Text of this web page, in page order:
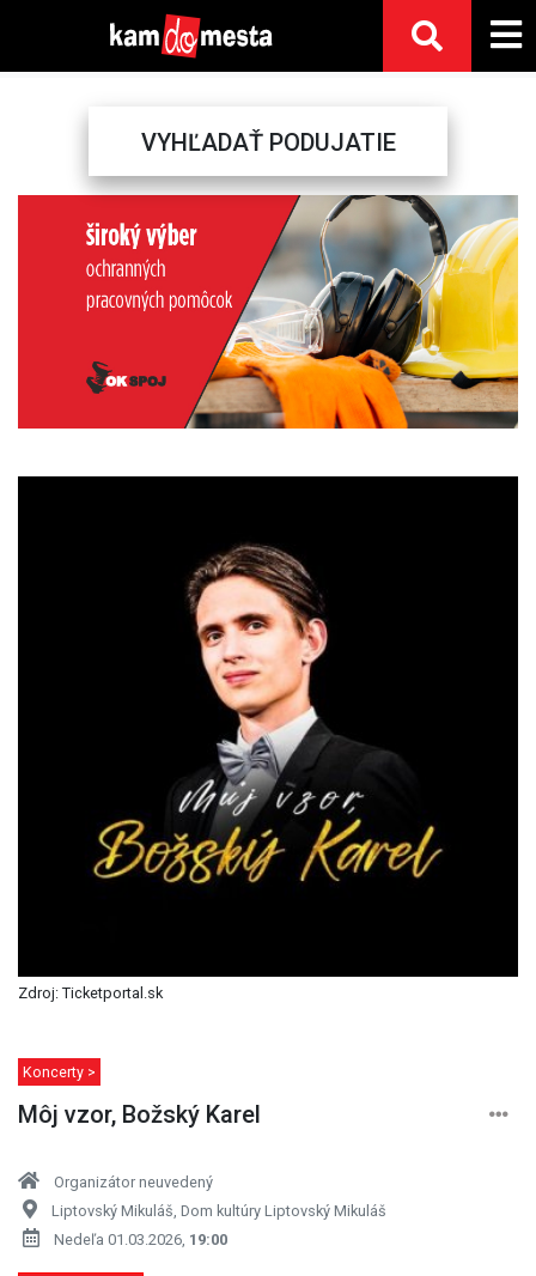
VYHĽADAŤ PODUJATIE
Next
Zdroj: Ticketportal.sk
Koncerty >
Môj vzor, Božský Karel
Organizátor neuvedený
Liptovský Mikuláš, Dom kultúry Liptovský Mikuláš
Nedeľa 01.03.2026, 19:00